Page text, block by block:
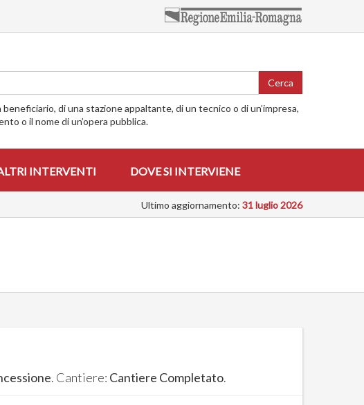
Cerca
di una stazione appaltante, di un tecnico o di un’impresa,
o il nome di un’opera pubblica.
INTERVENTI DOVE SI INTERVIENE
Ultimo aggiornamento: 31 luglio 2026
. Cantiere: Cantiere Completato.